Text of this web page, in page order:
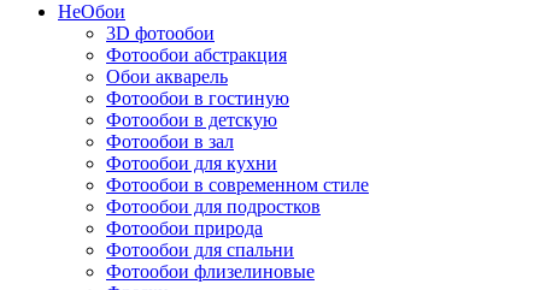
НеОбои
3D фотообои
Фотообои абстракция
Обои акварель
Фотообои в гостиную
Фотообои в детскую
Фотообои в зал
Фотообои для кухни
Фотообои в современном стиле
Фотообои для подростков
Фотообои природа
Фотообои для спальни
Фотообои флизелиновые